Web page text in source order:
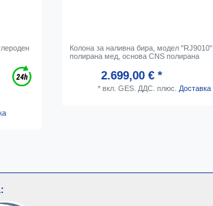
Колона за наливна бира, модел "RJ9010",
полирана мед, основа CNS полирана
2.699,00 € *
* вкл. GES. ДДС. плюс. Доставка